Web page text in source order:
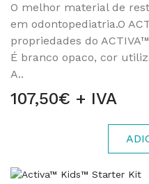
O melhor material de
em odontopediatria.O
propriedades do
É branco opaco, cor
A..
107,50€ + IVA